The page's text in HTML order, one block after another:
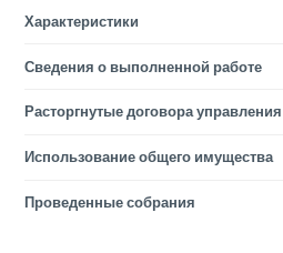
Характеристики
Сведения о выполненной работе
Расторгнутые договора управления
Использование общего имущества
Проведенные собрания